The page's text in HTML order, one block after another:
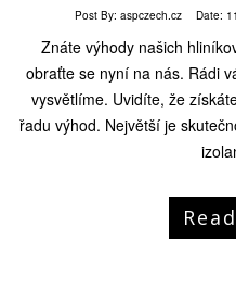
Post By: aspczech.cz Date:
Znáte výhody našich
obraťte se nyní na nás. Rádi
vysvětlíme. Uvidíte, že
řadu výhod. Největší je